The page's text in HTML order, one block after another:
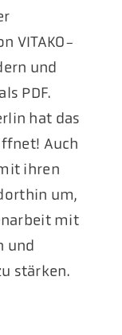
VITAKO-
und
PDF.
hat das
Auch
ihren
um,
mit
und
stärken.